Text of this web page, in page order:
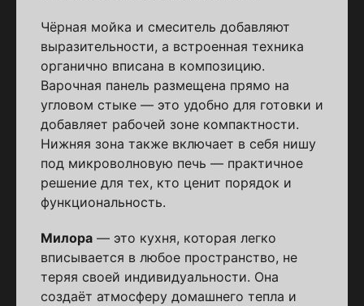
Чёрная мойка и смеситель добавляют
выразительности, а встроенная техника
органично вписана в композицию.
Варочная панель размещена прямо на
угловом стыке — это удобно для готовки и
добавляет рабочей зоне компактности.
Нижняя зона также включает в себя нишу
под микроволновую печь — практичное
решение для тех, кто ценит порядок и
функциональность.
Милора — это кухня, которая легко
вписывается в любое пространство, не
теряя своей индивидуальности. Она
создаёт атмосферу домашнего тепла и